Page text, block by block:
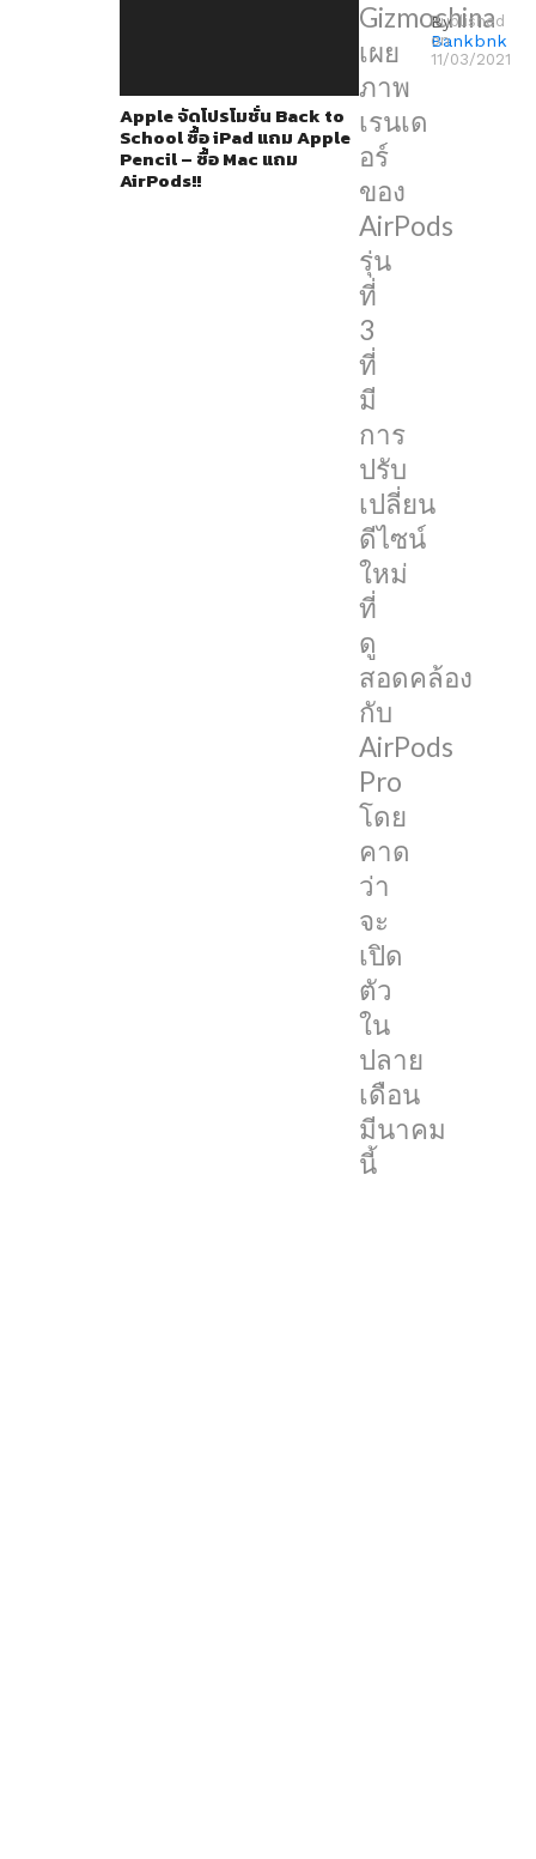
Apple จัดโปรโมชั่น Back to
School ซื้อ iPad แถม Apple
Pencil – ซื้อ Mac แถม
AirPods!!
Gizmochina
เผย
ภาพ
เรนเด
อร์
ของ
AirPods
รุ่น
ที่
3
ที่
มี
การ
ปรับ
เปลี่ยน
ดีไซน์
ใหม่
ที่
ดู
สอดคล้อง
กับ
AirPods
Pro
โดย
คาด
ว่า
จะ
เปิด
ตัว
ใน
ปลาย
เดือน
มีนาคม
นี้
By
Bankbnk
Published
on
11/03/2021
AirPods
Pro
โดย
คาด
ว่า
จะ
เปิด
ตัว
ใน
ปลาย
เดือน
มีนาคม
นี้
Gizmochina
เผย
ว่า
ได้
ภาพ
เรนเด
อร์
นี้
มา
จาก
ผู้
ผลิต
ราย
หนึ่ง
โดย
ตัว
AirPods
รุ่น
ที่